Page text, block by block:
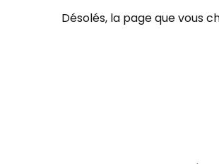
Désolés, la page que vous